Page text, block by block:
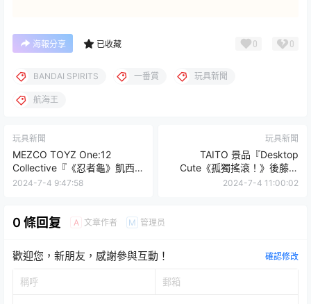
海報分享 已收藏 0 0
BANDAI SPIRITS 一番賞 玩具新聞
航海王
玩具新聞
MEZCO TOYZ One:12
Collective『《忍者龜》凱西·
瓊斯（Casey Jones）』1/12
2024-7-4 9:47:58
玩具新聞
TAITO 景品『Desktop
Cute《孤獨搖滾！》後藤一
里』，焦躁不安的坐姿可愛登
2024-7-4 11:00:02
0 條回复 A 文章作者 M 管理员
歡迎您，新朋友，感謝參與互動！ 確認修改